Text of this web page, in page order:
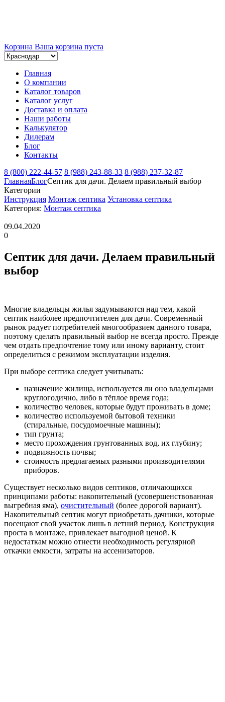
Корзина Ваша корзина пуста
Главная
О компании
Каталог товаров
Каталог услуг
Доставка и оплата
Наши работы
Калькулятор
Дилерам
Блог
Контакты
8 (800) 222-44-57 8 (988) 243-88-33 8 (988) 237-32-87
ГлавнаяБлогСептик для дачи. Делаем правильный выбор
Категории
Инструкция Монтаж септика Установка септика
Категория: Монтаж септика
09.04.2020
0
Септик для дачи. Делаем правильный
выбор
Многие владельцы жилья задумываются над тем, какой
септик наиболее предпочтителен для дачи. Современный
рынок радует потребителей многообразием данного товара,
поэтому сделать правильный выбор не всегда просто. Прежде
чем отдать предпочтение тому или иному варианту, стоит
определиться с режимом эксплуатации изделия.
При выборе септика следует учитывать:
назначение жилища, используется ли оно владельцами
круглогодично, либо в тёплое время года;
количество человек, которые будут проживать в доме;
количество используемой бытовой техники
(стиральные, посудомоечные машины);
тип грунта;
место прохождения грунтованных вод, их глубину;
подвижность почвы;
стоимость предлагаемых разными производителями
приборов.
Существует несколько видов септиков, отличающихся
принципами работы: накопительный (усовершенствованная
выгребная яма), очистительный (более дорогой вариант).
Накопительный септик могут приобретать дачники, которые
посещают свой участок лишь в летний период. Конструкция
проста в монтаже, привлекает выгодной ценой. К
недостаткам можно отнести необходимость регулярной
откачки емкости, затраты на ассенизаторов.